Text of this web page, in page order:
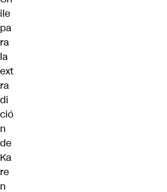
ile
pa
ra
la
ext
ra
di
ció
n
de
Ka
re
n